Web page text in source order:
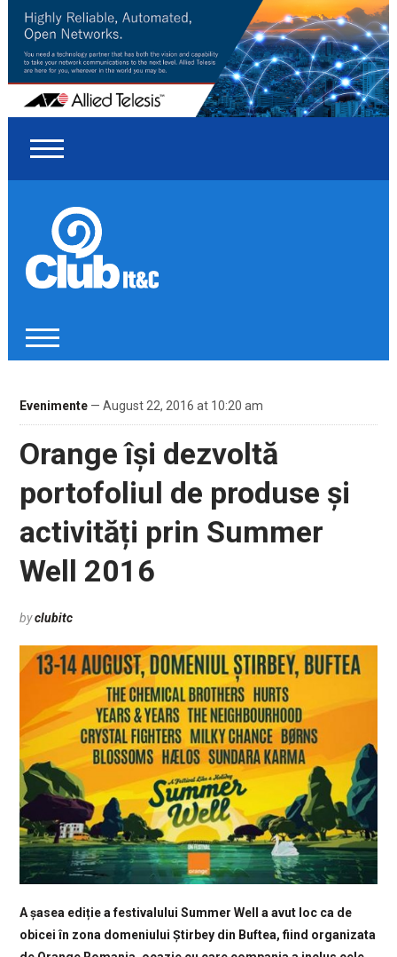
Evenimente— August 22, 2016 at 10:20 am
Orange își dezvoltă
portofoliul de produse și
activități prin Summer
Well 2016
byclubitc
A șasea ediție a festivalului Summer Well a avut loc ca de
obicei în zona domeniului Știrbey din Buftea, fiind organizata